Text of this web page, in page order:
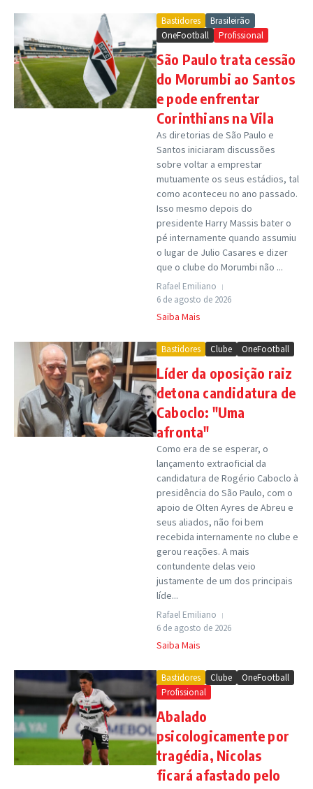
Bastidores
Brasileirão
OneFootball
Profissional
São Paulo trata cessão
do Morumbi ao Santos
e pode enfrentar
Corinthians na Vila
As diretorias de São Paulo e
Santos iniciaram discussões
sobre voltar a emprestar
mutuamente os seus estádios, tal
como aconteceu no ano passado.
Isso mesmo depois do
presidente Harry Massis bater o
pé internamente quando assumiu
o lugar de Julio Casares e dizer
que o clube do Morumbi não ...
Rafael Emiliano
6 de agosto de 2026
Saiba Mais
Bastidores Clube OneFootball
Líder da oposição raiz
detona candidatura de
Caboclo: "Uma
afronta"
Como era de se esperar, o
lançamento extraoficial da
candidatura de Rogério Caboclo à
presidência do São Paulo, com o
apoio de Olten Ayres de Abreu e
seus aliados, não foi bem
recebida internamente no clube e
gerou reações. A mais
contundente delas veio
justamente de um dos principais
líde...
Rafael Emiliano
6 de agosto de 2026
Saiba Mais
Bastidores Clube
OneFootball
Profissional
Abalado
psicologicamente por
tragédia, Nicolas
ficará afastado pelo